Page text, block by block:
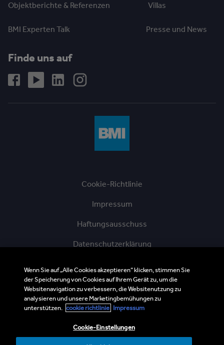
Objektberichte & Referenzen
BMI Experten Talk
Villas
Presse und News
Finde uns auf
Cookie-Richtlinie
Impressum
Haftungsausschuss
Datenschutzerklärung
Ethik-Hotline
BMI Supplier and Third Party Codes of Conduct
Sitemap
Wenn Sie auf „Alle Cookies akzeptieren“ klicken, stimmen Sie
der Speicherung von Cookies auf Ihrem Gerät zu, um die
Websitenavigation zu verbessern, die Websitenutzung zu
analysieren und unsere Marketingbemühungen zu
unterstützen. cookie richtlinie Impressum
Cookie-Einstellungen